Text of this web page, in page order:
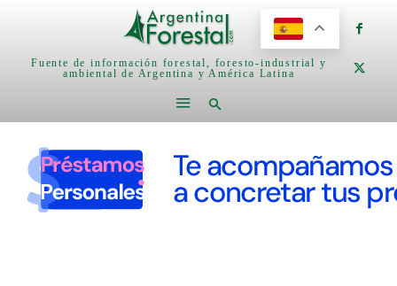
Fuente de información forestal, foresto-industrial y
ambiental de Argentina y América Latina